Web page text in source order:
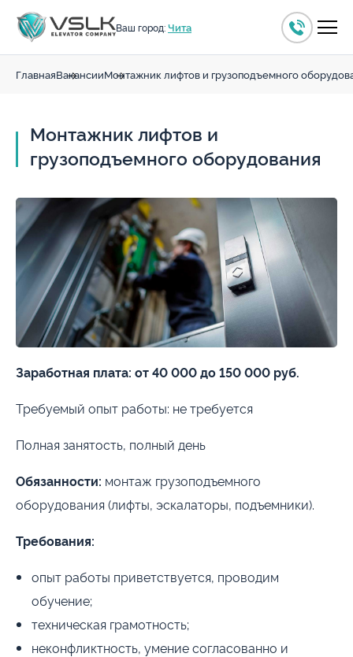
Ваш город:Чита
ГлавнаяВакансииМонтажник лифтов и грузоподъемного
Монтажник лифтов и
грузоподъемного оборудования
Заработная плата: от 40 000 до 150 000 руб.
Требуемый опыт работы: не требуется
Полная занятость, полный день
Обязанности: монтаж грузоподъемного
оборудования (лифты, эскалаторы, подъемники).
Требования:
опыт работы приветствуется, проводим
обучение;
техническая грамотность;
неконфликтность, умение согласованно и